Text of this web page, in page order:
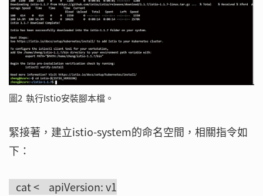
圖2 執行Istio安裝腳本檔。
緊接著，建立istio-system的命名空間，相關指令如
下：
cat < apiVersion: v1